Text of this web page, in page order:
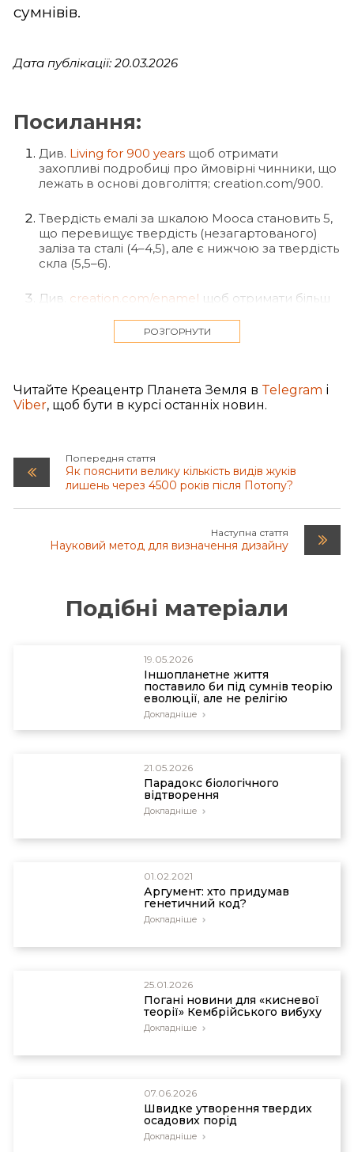
сумнівів.
Дата публікації: 20.03.2026
Посилання:
Див. Living for 900 years щоб отримати
захопливі подробиці про ймовірні чинники, що
лежать в основі довголіття; creation.com/900.
Твердість емалі за шкалою Мооса становить 5,
що перевищує твердість (незагартованого)
заліза та сталі (4–4,5), але є нижчою за твердість
скла (5,5–6).
Див. creation.com/enamel щоб отримати більш
Цитата з листування 2010 року з доктором
Доном Баттеном ізCMI. (В електронному листі
Osaki, T., Clinical Trials For Drug That Replaces
Missing Teeth Finally Underway, sciencealert.com,
16 Dec 2024.
РОЗГОРНУТИ
Читайте Креацентр Планета Земля в Telegram і
Viber, щоб бути в курсі останніх новин.
Попередня стаття
Як пояснити велику кількість видів жуків
лишень через 4500 років після Потопу?
Наступна стаття
Науковий метод для визначення дизайну
Подібні матеріали
19.05.2026
Іншопланетне життя
поставило би під сумнів теорію
еволюції, але не релігію
Докладніше
21.05.2026
Парадокс біологічного
відтворення
Докладніше
01.02.2021
Аргумент: хто придумав
генетичний код?
Докладніше
25.01.2026
Погані новини для «кисневої
теорії» Кембрійського вибуху
Докладніше
07.06.2026
Швидке утворення твердих
осадових порід
Докладніше